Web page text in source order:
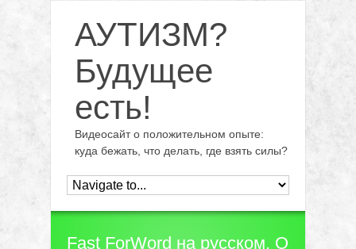
АУТИЗМ?
Будущее
есть!
Видеосайт о положительном опыте:
куда бежать, что делать, где взять силы?
Fast ForWord на русском. О